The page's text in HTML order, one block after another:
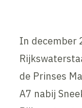
In december
de Prinses
A7 nabij